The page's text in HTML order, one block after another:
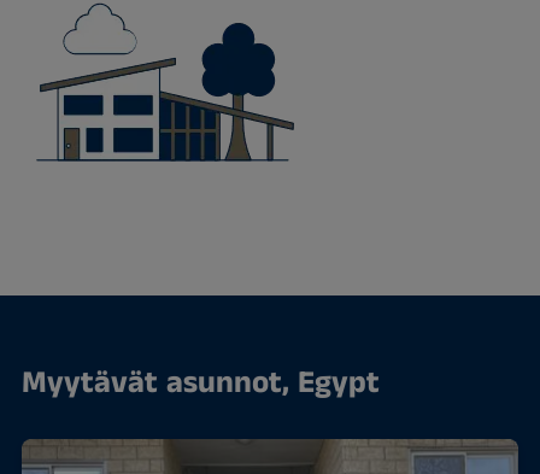
Myytävät asunnot, Egypt